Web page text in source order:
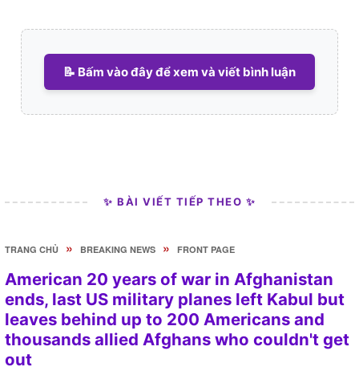
📝 Bấm vào đây để xem và viết bình luận
✨ BÀI VIẾT TIẾP THEO ✨
TRANG CHỦ » BREAKING NEWS » FRONT PAGE
American 20 years of war in Afghanistan
ends, last US military planes left Kabul but
leaves behind up to 200 Americans and
thousands allied Afghans who couldn't get
out